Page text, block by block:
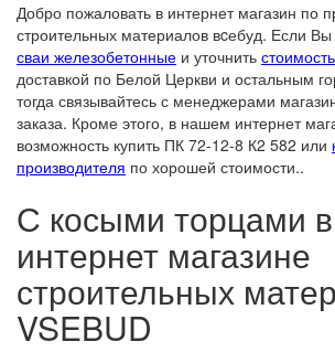
Добро пожаловать в интернет магазин по
строительных материалов вcебуд. Если
сваи железобетонные и уточнить
доставкой по Белой Церкви и остальным
тогда связывайтесь с менеджерами
заказа. Кроме этого, в нашем интернет
возможность купить ПК 72-12-8 К2 582 или
производителя по хорошей стоимости..
С косыми торцами
интернет магазине
строительных
VSEBUD